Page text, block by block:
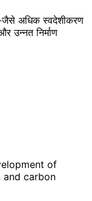
जैसे अधिक स्वदेशीकरण
उन्नत निर्माण